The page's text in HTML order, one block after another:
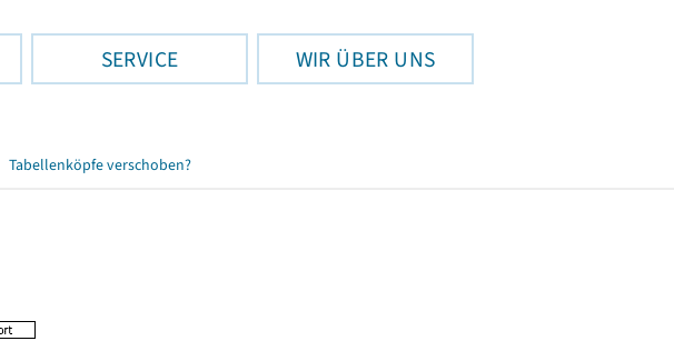
SERVICE WIR ÜBER UNS
Tabellenköpfe verschoben?